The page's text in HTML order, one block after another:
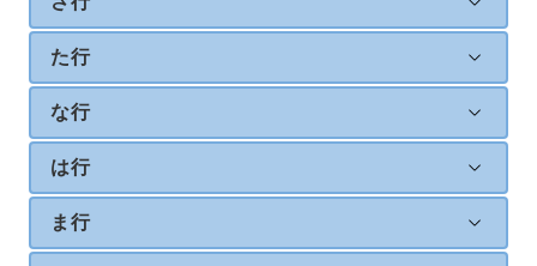
た行
な行
は行
ま行